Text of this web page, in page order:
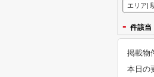
エリア|
- 件該当
掲載物
本日の